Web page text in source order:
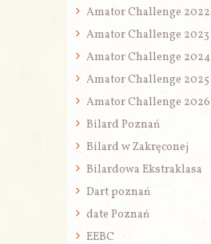
Amator Challenge 2022
Amator Challenge 2023
Amator Challenge 2024
Amator Challenge 2025
Amator Challenge 2026
Bilard Poznań
Bilard w Zakręconej
Bilardowa Ekstraklasa
Dart poznań
date Poznań
EEBC